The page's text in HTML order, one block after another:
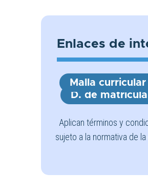
Enlaces de
Malla
D. de
Aplican términos y
sujeto a la normativa de